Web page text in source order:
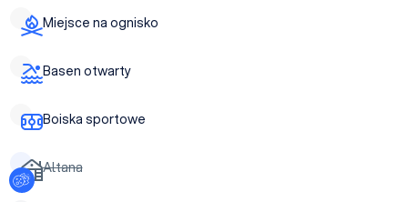
Miejsce na ognisko
Basen otwarty
Boiska sportowe
Altana
Ustawienia plików cookies